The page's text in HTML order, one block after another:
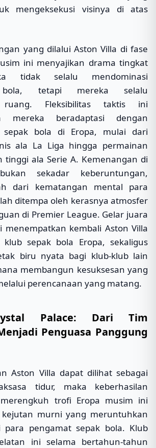
mengeksekusi visinya di atas
yang dilalui Aston Villa di fase
ini menyajikan drama tingkat
tidak selalu mendominasi
bola, tetapi mereka selalu
ruang. Fleksibilitas taktis ini
mereka beradaptasi dengan
sepak bola di Eropa, mulai dari
ala La Liga hingga permainan
tinggi ala Serie A. Kemenangan di
sekadar keberuntungan,
dari kematangan mental para
ditempa oleh kerasnya atmosfer
di Premier League. Gelar juara
menempatkan kembali Aston Villa
sepak bola Eropa, sekaligus
biru nyata bagi klub-klub lain
membangun kesuksesan yang
perencanaan yang matang.
Palace: Dari Tim
Penguasa Panggung
Aston Villa dapat dilihat sebagai
tidur, maka keberhasilan
trofi Eropa musim ini
murni yang meruntuhkan
para pengamat sepak bola. Klub
ini selama bertahun-tahun